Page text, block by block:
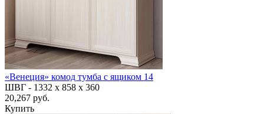
«Венеция» комод тумба с ящиком 14
ШВГ - 1332 х 858 х 360
20,267 руб.
Купить